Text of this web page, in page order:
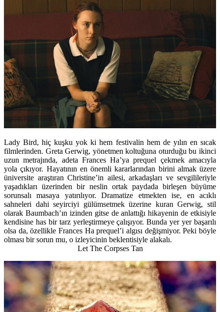
Lady Bird, hiç kuşku yok ki hem festivalin hem de yılın en sıcak
filmlerinden. Greta Gerwig, yönetmen koltuğuna oturduğu bu ikinci
uzun metrajında, adeta Frances Ha’ya prequel çekmek amacıyla
yola çıkıyor. Hayatının en önemli kararlarından birini almak üzere
üniversite araştıran Christine’in ailesi, arkadaşları ve sevgilileriyle
yaşadıkları üzerinden bir neslin ortak paydada birleşen büyüme
sorunsalı masaya yatırılıyor. Dramatize etmekten ise, en acıklı
sahneleri dahi seyirciyi gülümsetmek üzerine kuran Gerwig, stil
olarak Baumbach’ın izinden gitse de anlattığı hikayenin de etkisiyle
kendisine has bir tarz yerleştirmeye çalışıyor. Bunda yer yer başarılı
olsa da, özellikle Frances Ha prequel’i algısı değişmiyor. Peki böyle
olması bir sorun mu, o izleyicinin beklentisiyle alakalı.
Let The Corpses Tan